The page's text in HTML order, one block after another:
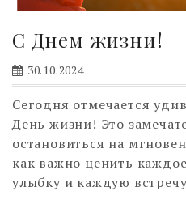
С Днем жизни!
30.10.2024
Сегодня отмечается
День жизни! Это
остановиться на
как важно ценить
улыбку и каждую